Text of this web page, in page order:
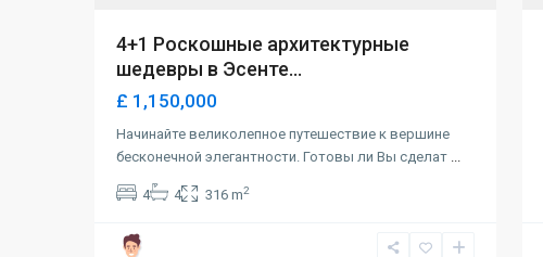
4+1 Роскошные архитектурные
шедевры в Эсенте...
£ 1,150,000
Начинайте великолепное путешествие к вершине
бесконечной элегантности. Готовы ли Вы сделат ...
4 4 316 m2